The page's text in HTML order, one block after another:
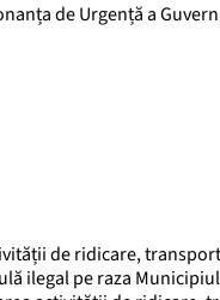
de Urgență a
de ridicare,
ilegal pe raza